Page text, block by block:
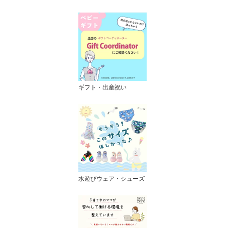
ギフト・出産祝い
水遊びウェア・シューズ